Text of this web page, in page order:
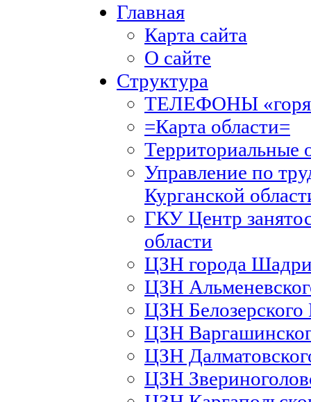
Главная
Карта сайта
О сайте
Структура
ТЕЛЕФОНЫ
=Карта области=
Территориальные
Управление по
Курганской
ГКУ Центр
области
ЦЗН города
ЦЗН
ЦЗН
ЦЗН
ЦЗН
ЦЗН